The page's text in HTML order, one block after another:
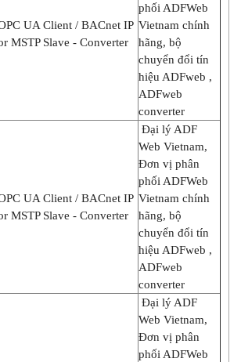
UA Client / BACnet IP
MSTP Slave - Converter
phối ADFWeb
Vietnam chính
hãng, bộ
chuyển đổi tín
hiệu ADFweb ,
ADFweb
converter
UA Client / BACnet IP
MSTP Slave - Converter
Đại lý ADF
Web Vietnam,
Đơn vị phân
phối ADFWeb
Vietnam chính
hãng, bộ
chuyển đổi tín
hiệu ADFweb ,
ADFweb
converter
Đại lý ADF
Web Vietnam,
Đơn vị phân
phối ADFWeb